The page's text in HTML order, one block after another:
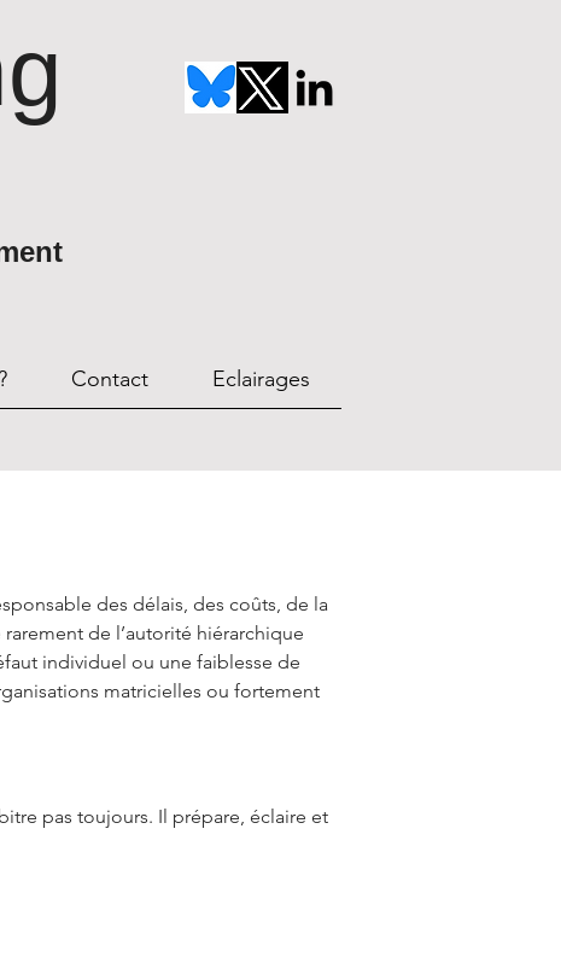
Contact Eclairages
des délais, des coûts, de la
de l’autorité hiérarchique
individuel ou une faiblesse de
matricielles ou fortement
pas toujours. Il prépare, éclaire et